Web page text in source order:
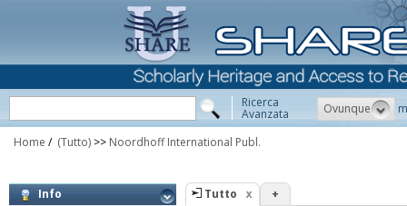
Ricerca
Avanzata Ovunque
Home / (Tutto) >> Noordhoff International Publ.
Info
Tutto +